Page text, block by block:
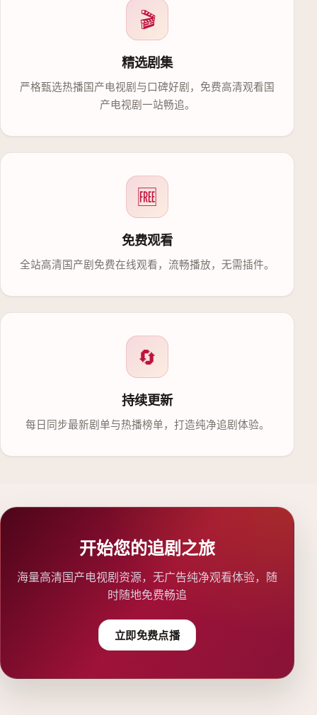
🎬
精选剧集
严格甄选热播国产电视剧与口碑好剧，免费高清观看国
产电视剧一站畅追。
🆓
免费观看
全站高清国产剧免费在线观看，流畅播放，无需插件。
🔄
持续更新
每日同步最新剧单与热播榜单，打造纯净追剧体验。
开始您的追剧之旅
海量高清国产电视剧资源，无广告纯净观看体验，随
时随地免费畅追
立即免费点播